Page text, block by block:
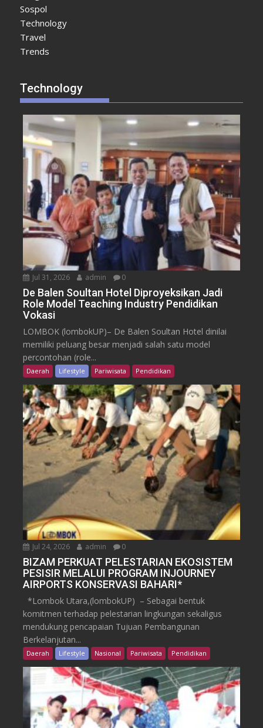
Sospol
Technology
Travel
Trends
Technology
Jul 31, 2026 admin 0
De Balen Soultan Hotel Diproyeksikan Jadi
Role Model Teaching Industry Pendidikan
Vokasi
LOMBOK (lombokUP)– De Balen Soultan Hotel dinilai
memiliki peluang besar menjadi salah satu model
percontohan (role...
Daerah Lifestyle Pariwisata Pendidikan
Jul 24, 2026 admin 0
BIZAM PERKUAT PELESTARIAN EKOSISTEM
PESISIR MELALUI PROGRAM INJOURNEY
AIRPORTS KONSERVASI BAHARI*
*Lombok Utara,(lombokUP) – Sebagai bentuk
komitmen terhadap pelestarian lingkungan sekaligus
mendukung pencapaian Tujuan Pembangunan
Berkelanjutan...
Daerah Lifestyle Nasional Pariwisata Pendidikan